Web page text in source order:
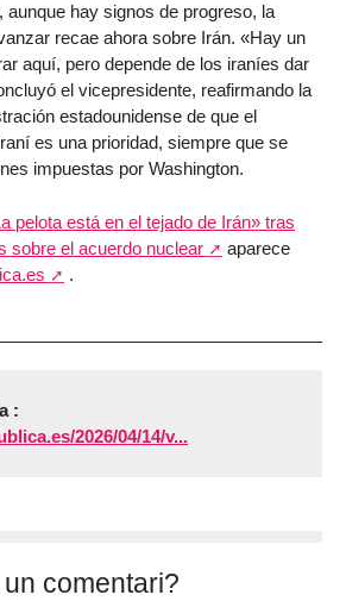
aunque hay signos de progreso, la
recae ahora sobre Irán. «Hay un
aquí, pero depende de los iraníes dar
el vicepresidente, reafirmando la
estadounidense de que el
es una prioridad, siempre que se
impuestas por Washington.
pelota está en el tejado de Irán» tras
sobre el acuerdo nuclear
aparece
.
:
2026/04/14/v...
comentari?